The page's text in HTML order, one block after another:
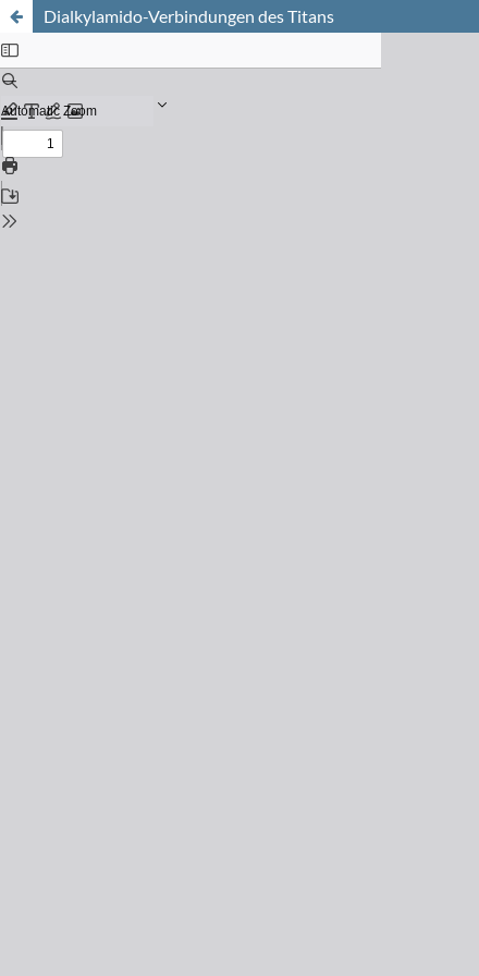
Dialkylamido-Verbindungen des Titans